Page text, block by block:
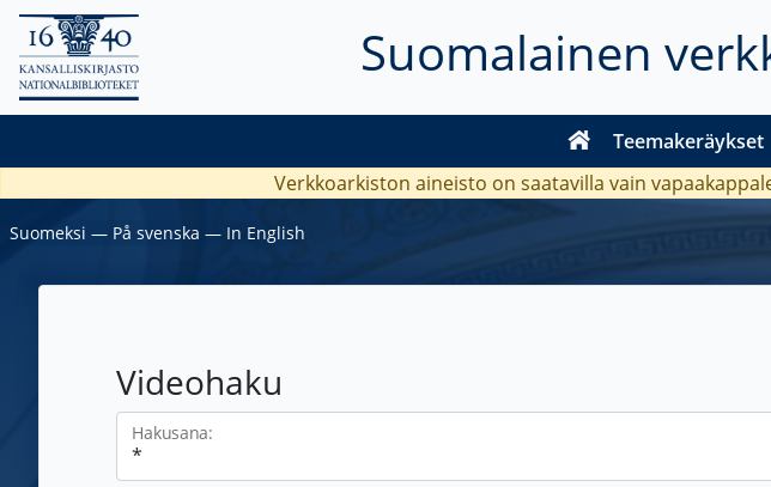
Suomalainen
Teemakeräykset
Verkkoarkiston aineisto on saatavilla vain
Suomeksi ― På svenska ― In English
Videohaku
Hakusana: